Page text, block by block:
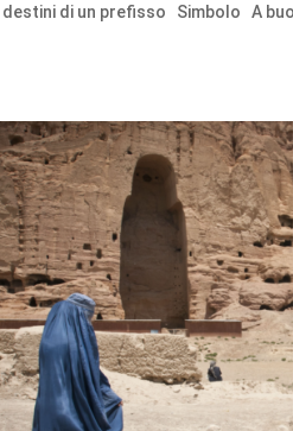
destini di un prefisso Simbolo A